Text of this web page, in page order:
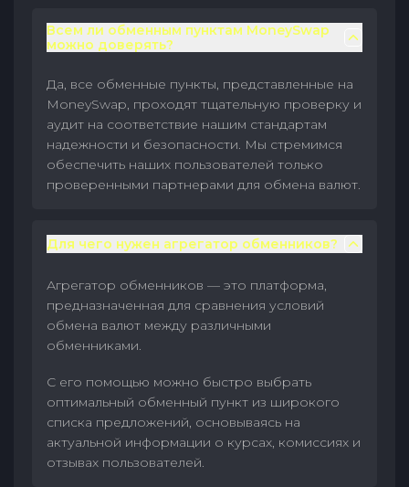
Всем ли обменным пунктам MoneySwap
можно доверять?
Да, все обменные пункты, представленные на
MoneySwap, проходят тщательную проверку и
аудит на соответствие нашим стандартам
надежности и безопасности. Мы стремимся
обеспечить наших пользователей только
проверенными партнерами для обмена валют.
Для чего нужен агрегатор обменников?
Агрегатор обменников — это платформа,
предназначенная для сравнения условий
обмена валют между различными
обменниками.
С его помощью можно быстро выбрать
оптимальный обменный пункт из широкого
списка предложений, основываясь на
актуальной информации о курсах, комиссиях и
отзывах пользователей.